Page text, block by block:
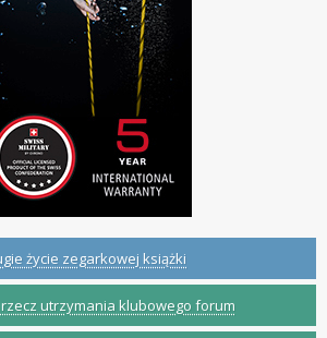
życie zegarkowej książki
rzecz utrzymania klubowego forum